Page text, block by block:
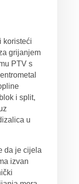
koristeći
grijanjem
PTV s
i split,
u
da je cijela
izvan